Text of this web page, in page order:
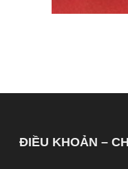
ĐIỀU KHOẢN –